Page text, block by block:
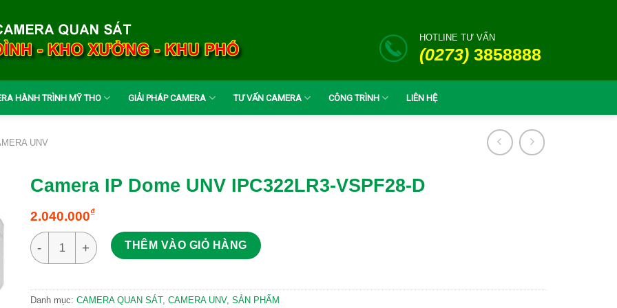
HOTLINE TƯ VẤN
(0273) 3858888
HÀNH TRÌNH MỸ THO GIẢI PHÁP CAMERA TƯ VẤN CAMERA CÔNG TRÌNH LIÊN HỆ
UNV
Camera IP Dome UNV IPC322LR3-VSPF28-D
2.040.000₫
Camera IP Dome UNV IPC322LR3-VSPF28-D số lượng
THÊM VÀO GIỎ HÀNG
Danh mục: CAMERA QUAN SÁT, CAMERA UNV, SẢN PHẨM